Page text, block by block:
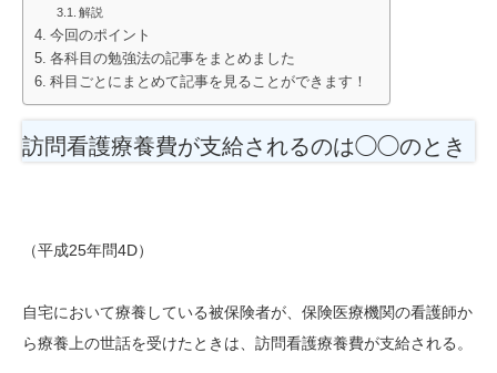
解説
今回のポイント
各科目の勉強法の記事をまとめました
科目ごとにまとめて記事を見ることができます！
訪問看護療養費が支給されるのは◯◯のとき
（平成25年問4D）
自宅において療養している被保険者が、保険医療機関の看護師か
ら療養上の世話を受けたときは、訪問看護療養費が支給される。